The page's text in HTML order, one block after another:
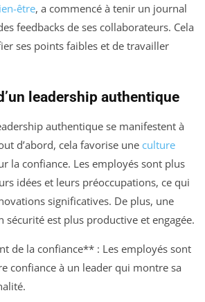
être, a commencé à tenir un journal
feedbacks de ses collaborateurs. Cela
ses points faibles et de travailler
leadership authentique
authentique se manifestent à
d’abord, cela favorise une culture
la confiance. Les employés sont plus
idées et leurs préoccupations, ce qui
significatives. De plus, une
sécurité est plus productive et engagée.
de la confiance** : Les employés sont
confiance à un leader qui montre sa